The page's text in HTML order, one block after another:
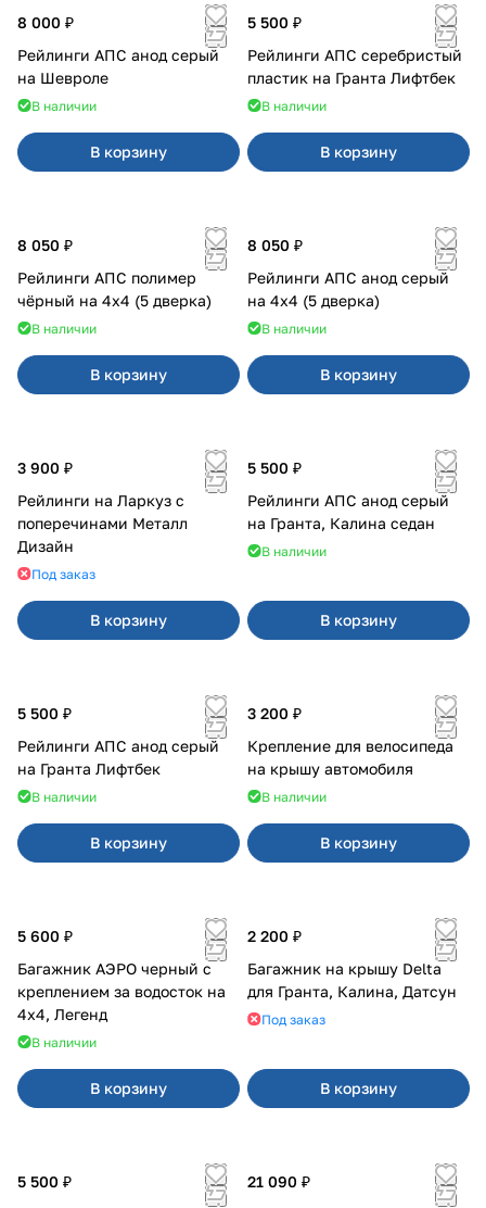
8 000 ₽
Рейлинги АПС анод серый
на Шевроле
В наличии
В корзину
5 500 ₽
Рейлинги АПС серебристый
пластик на Гранта Лифтбек
В наличии
В корзину
8 050 ₽
Рейлинги АПС полимер
чёрный на 4х4 (5 дверка)
В наличии
В корзину
8 050 ₽
Рейлинги АПС анод серый
на 4х4 (5 дверка)
В наличии
В корзину
3 900 ₽
Рейлинги на Ларкуз с
поперечинами Металл
Дизайн
Под заказ
В корзину
5 500 ₽
Рейлинги АПС анод серый
на Гранта, Калина седан
В наличии
В корзину
5 500 ₽
Рейлинги АПС анод серый
на Гранта Лифтбек
В наличии
В корзину
3 200 ₽
Крепление для велосипеда
на крышу автомобиля
В наличии
В корзину
5 600 ₽
Багажник АЭРО черный с
креплением за водосток на
4х4, Легенд
В наличии
В корзину
2 200 ₽
Багажник на крышу Delta
для Гранта, Калина, Датсун
Под заказ
В корзину
5 500 ₽
21 090 ₽